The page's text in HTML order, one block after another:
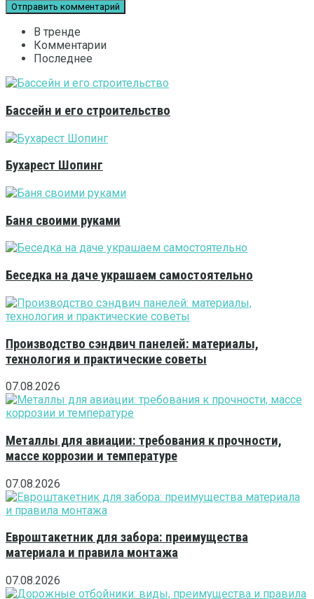
В тренде
Комментарии
Последнее
Бассейн и его строительство
Бухарест Шопинг
Баня своими руками
Беседка на даче украшаем самостоятельно
Производство сэндвич панелей: материалы,
технология и практические советы
07.08.2026
Металлы для авиации: требования к прочности,
массе коррозии и температуре
07.08.2026
Евроштакетник для забора: преимущества
материала и правила монтажа
07.08.2026